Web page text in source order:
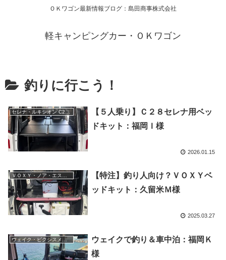
ＯＫワゴン最新情報ブログ：島田商事株式会社
軽キャンピングカー・ＯＫワゴン
釣りに行こう！
セレナ・ルキシオン C28-27
【５人乗り】Ｃ２８セレナ用ベッ
ドキット：福岡Ｉ様
2026.01.15
【特注】釣り人向け？ＶＯＸＹベ
ッドキット：久留米Ｍ様
2025.03.27
ウェイク・ピクシスメガ・ハイゼットキャディ
ウェイクで釣り＆車中泊：福岡Ｋ
様